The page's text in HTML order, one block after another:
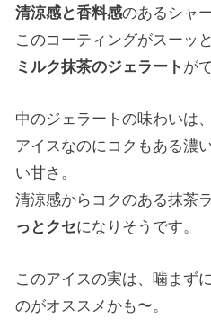
清涼感と香料感のあるシャ
このコーティングがスーッ
ミルク抹茶のジェラート が
中のジェラートの味わいは
アイスなのにコクもある濃
い甘さ。
清涼感からコクのある抹茶
っとクセになりそうです。
このアイスの実は、噛まず
のがオススメかも〜。